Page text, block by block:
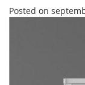
Posted on